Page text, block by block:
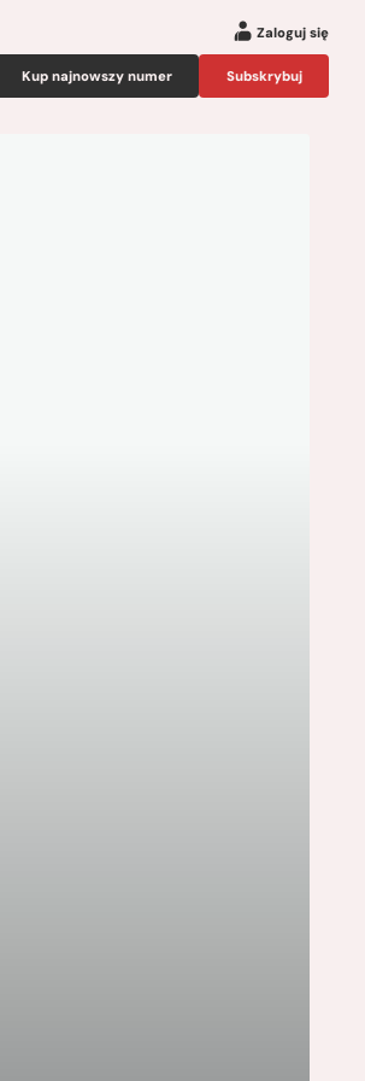
Zaloguj się
Kup najnowszy numer Subskrybuj